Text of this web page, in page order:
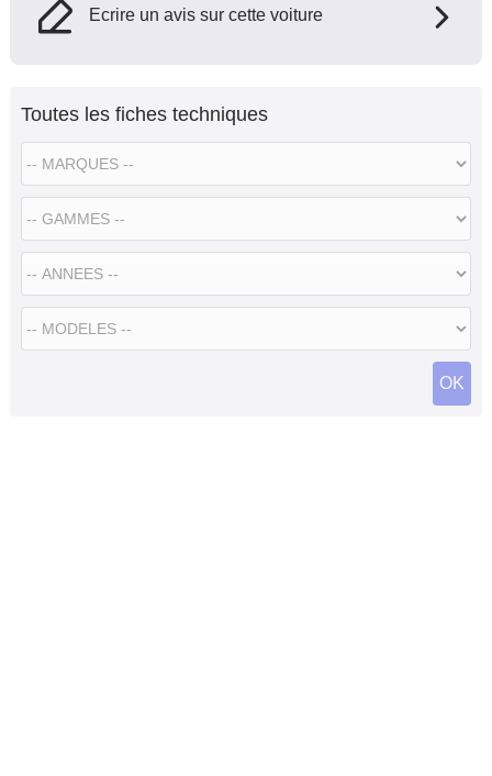
Ecrire un avis sur cette voiture
Toutes les fiches techniques